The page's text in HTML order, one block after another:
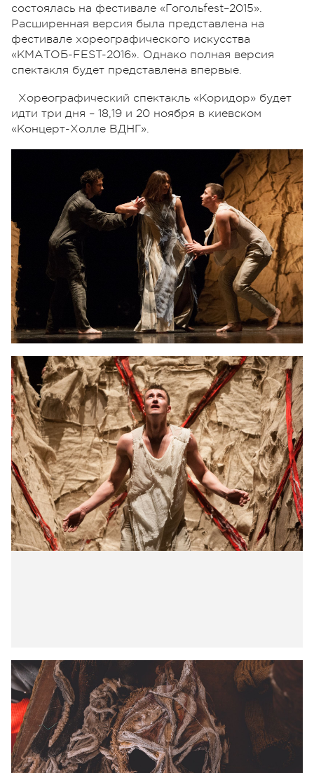
состоялась на фестивале «Гогольfest–2015».
Расширенная версия была представлена на
фестивале хореографического искусства
«КМАТОБ-FEST-2016». Однако полная версия
спектакля будет представлена впервые.
Хореографический спектакль «Коридор» будет
идти три дня – 18,19 и 20 ноября в киевском
«Концерт-Холле ВДНГ».